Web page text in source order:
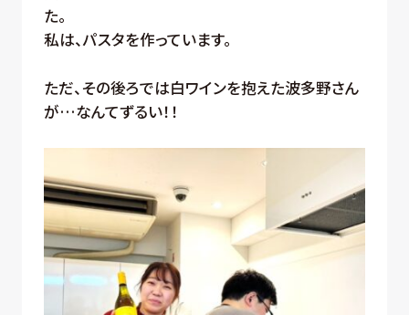
た。
私は、パスタを作っています。
ただ、その後ろでは白ワインを抱えた波多野さん
が…なんてずるい！！